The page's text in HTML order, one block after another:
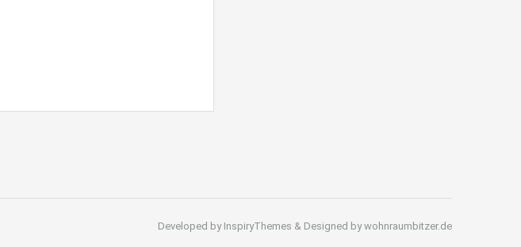
Developed by InspiryThemes & Designed by wohnraumbitzer.de